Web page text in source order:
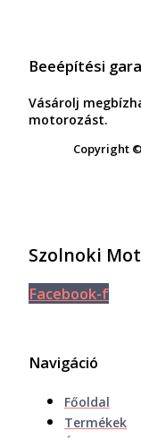
Beeépítési
Vásárolj
motorozást.
Copyright
Szolnoki
Facebook-f
Navigáció
Főoldal
Termékek